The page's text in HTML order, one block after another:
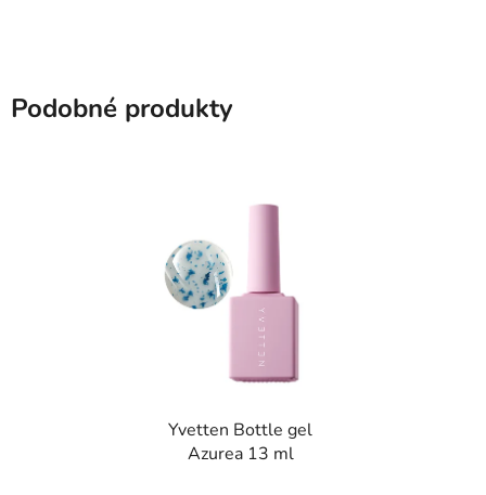
Podobné produkty
Yvetten Bottle gel
Azurea 13 ml